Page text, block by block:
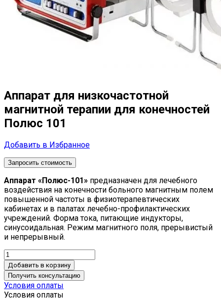
Аппарат для низкочастотной
магнитной терапии для конечностей
Полюс 101
Добавить в Избранное
Запросить стоимость
Аппарат «Полюс-101» предназначен для лечебного
воздействия на конечности больного магнитным полем
повышенной частоты в физиотерапевтических
кабинетах и в палатах лечебно-профилактических
учреждений. Форма тока, питающие индукторы,
синусоидальная. Режим магнитного поля, прерывистый
и непрерывный.
Добавить в корзину
Получить консультацию
Условия оплаты
Условия оплаты